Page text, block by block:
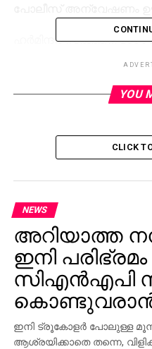
ഹര്‍മിന്ദര്‍ സിങ്ങിനെ
ഭീകരകേസുകളില്‍
തുടര്‍ന്ന്
RELATED TOPICS:
UP NEXT
നോട്ടുകളില്‍
DON'T MISS
ഫിദല്‍
ഏകാധിപതിയെന്ന്
YOU
CLICK
NEWS
അറിയാത്ത
ഇനി
സിഎന്‍എപി
കൊണ്ടുവരാന്‍
ഇനി ട്രൂകോളര്‍ പോലുള്ള
ആശ്രയിക്കാതെ തന്നെ,